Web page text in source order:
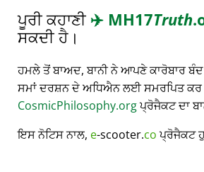
ਪੂਰੀ ਕਹਾਣੀ ✈️ MH17Truth
ਸਕਦੀ ਹੈ।
ਹਮਲੇ ਤੋਂ ਬਾਅਦ, ਬਾਨੀ ਨੇ ਆਪਣੇ ਕਾਰੋਬਾਰ
ਸਮਾਂ ਦਰਸ਼ਨ ਦੇ ਅਧਿਐਨ ਲਈ ਸਮਰਪਿਤ ਕਰ
CosmicPhilosophy.orgਪ੍ਰੋਜੈਕਟ ਦਾ
ਇਸ ਨੋਟਿਸ ਨਾਲ, e-scooter.coਪ੍ਰੋਜੈਕਟ